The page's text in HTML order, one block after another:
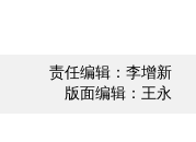
责任编辑：李增新
版面编辑：王永